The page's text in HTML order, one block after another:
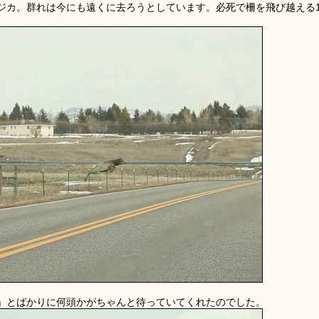
。群れは今にも遠くに去ろうとしています。必死で柵を飛び越える
ばかりに何頭かがちゃんと待っていてくれたのでした。